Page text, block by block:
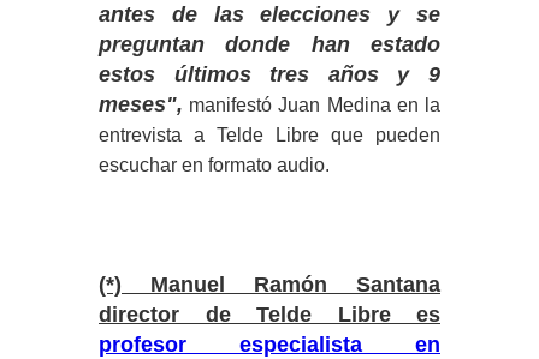
antes de las elecciones y se
preguntan donde han estado
estos últimos tres años y 9
meses", manifestó Juan Medina en la
entrevista a Telde Libre que pueden
escuchar en formato audio.
(*) Manuel Ramón Santana
director de Telde Libre es
profesor especialista en